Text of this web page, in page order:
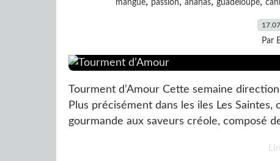
mangue passion ananas guadeloupe
Par
Tourment d’Amour Cette semaine
Plus précisément dans les iles Les
gourmande aux saveurs créole, composé